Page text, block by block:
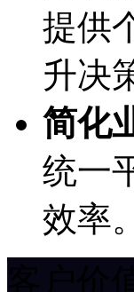
提供
升决
简化
统一
效率。